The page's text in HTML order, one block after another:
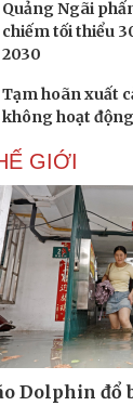
Quảng Ngãi
chiếm tối thiểu
2030
Tạm hoãn xuất
không hoạt
GIỚI
Dolphin đổ